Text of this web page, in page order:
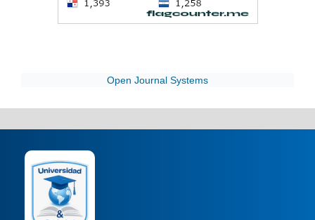
Open Journal Systems